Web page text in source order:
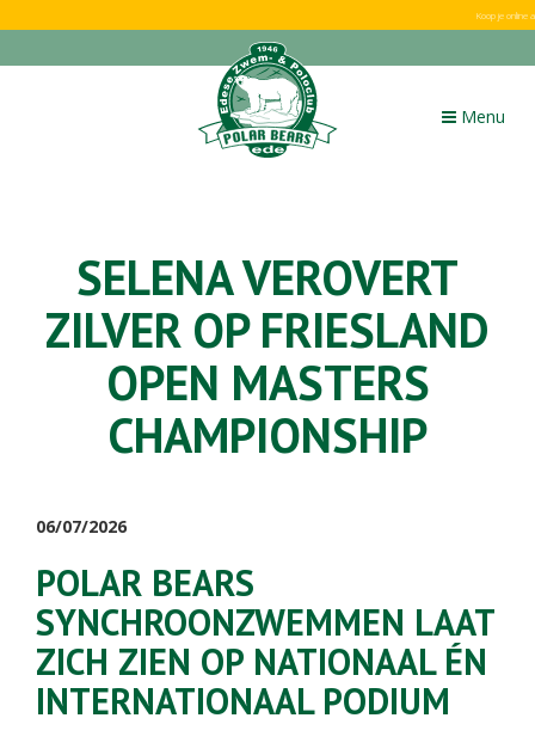
Koop je online
Toggle
Menu
SELENA VEROVERT
ZILVER OP FRIESLAND
OPEN MASTERS
CHAMPIONSHIP
06/07/2026
POLAR BEARS
SYNCHROONZWEMMEN LAAT
ZICH ZIEN OP NATIONAAL ÉN
INTERNATIONAAL PODIUM